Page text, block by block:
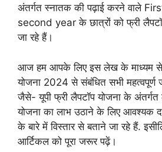
अंतर्गत स्नातक की पढ़ाई करने वाले
second year के छात्रों को फ्री
जा रहे हैं।
आज हम आपके लिए इस लेख के माध्यम से
योजना 2024 से संबंधित सभी
जैसे- यूपी फ्री लैपटॉप योजना के
योजना का लाभ उठाने के लिए आवश्यक
के बारे में विस्तार से बताने जा रहे हैं.
आर्टिकल को पूरा जरूर पढ़ें।